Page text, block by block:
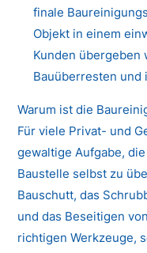
finale
Objekt in einem
Kunden übergeben
Bauüberresten und
Warum ist die
Für viele Privat- und
gewaltige Aufgabe,
Baustelle selbst zu
Bauschutt, das
und das Beseitigen
richtigen Werkzeuge,